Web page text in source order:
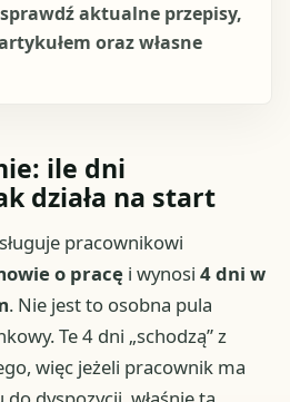
aktualne przepisy,
oraz własne
ile dni
działa na start
pracownikowi
o pracę i wynosi4 dni w
. Nie jest to osobna pula
Te 4 dni „schodzą” z
więc jeżeli pracownik ma